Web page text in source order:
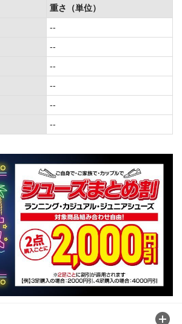
重さ（単位）
--
--
--
--
--
--